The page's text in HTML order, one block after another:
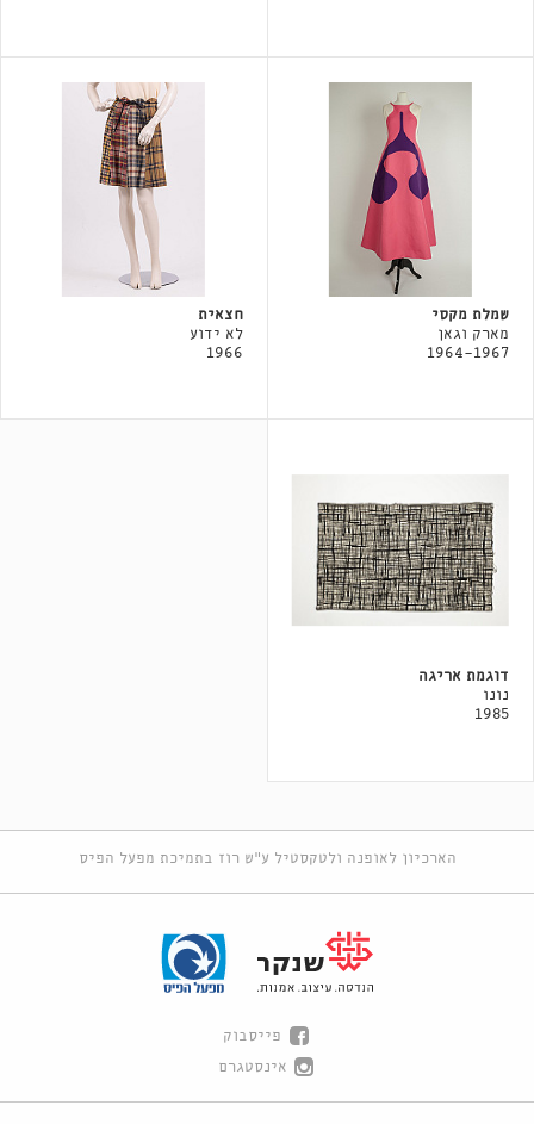
שמלת מקסי
מארק וגאן
1964-1967
חצאית
לא ידוע
1966
דוגמת אריגה
נונו
1985
הארכיון לאופנה ולטקסטיל ע"ש רוז בתמיכת מפעל הפיס
פייסבוק
אינסטגרם